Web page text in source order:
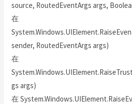
source, RoutedEventArgs args,
在
sender, RoutedEventArgs args)
在
gs args)
在